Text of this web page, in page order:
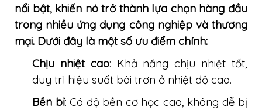
nổi bật, khiến nó trở thành lựa chọn hàng đầu
trong nhiều ứng dụng công nghiệp và thương
mại. Dưới đây là một số ưu điểm chính:
Chịu nhiệt cao: Khả năng chịu nhiệt tốt,
duy trì hiệu suất bôi trơn ở nhiệt độ cao.
Bền bỉ: Có độ bền cơ học cao, không dễ bị